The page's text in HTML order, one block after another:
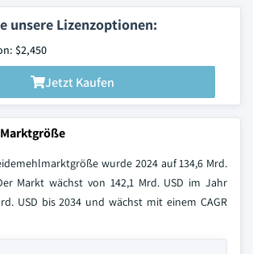
unsere Lizenzoptionen:
$2,450
Jetzt Kaufen
wurde 2024 auf 134,6 Mrd.
Markt wächst von 142,1 Mrd. USD im Jahr
USD bis 2034 und wächst mit einem CAGR